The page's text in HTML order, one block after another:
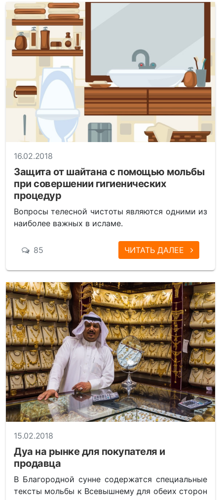
16.02.2018
Защита от шайтана с помощью мольбы
при совершении гигиенических
процедур
Вопросы телесной чистоты являются одними из
наиболее важных в исламе.
85 ЧИТАТЬ ДАЛЕЕ
15.02.2018
Дуа на рынке для покупателя и
продавца
В Благородной сунне содержатся специальные
тексты мольбы к Всевышнему для обеих сторон